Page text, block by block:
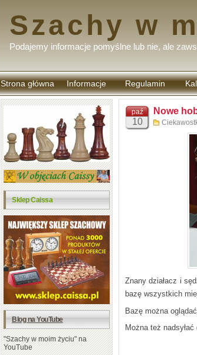
Szachy w
Podajemy informacje pomyślne lub nie, ale
Strona główna Informacje Regulamin
komentarzy
Sklep Caissa
Blog na YouTube
"Szachy w moim życiu" na
YouTube
paź
10
Nowe
Znany działacz i
bazę wszystkich
Bazę można
Można też